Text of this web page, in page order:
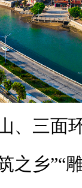
、三面
之乡”“